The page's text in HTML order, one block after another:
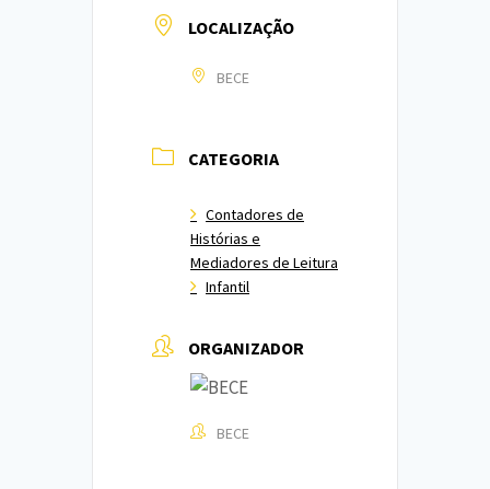
LOCALIZAÇÃO
BECE
CATEGORIA
Contadores de
Histórias e
Mediadores de Leitura
Infantil
ORGANIZADOR
BECE